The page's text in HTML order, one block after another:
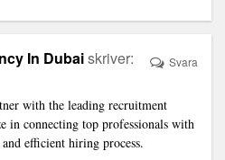
In Dubaiskriver:
with the leading recruitment
in connecting top professionals with
efficient hiring process.
Svara